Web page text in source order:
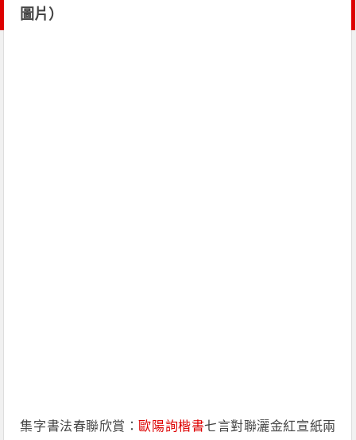
圖片）
集字書法春聯欣賞： 歐陽詢楷書七言對聯灑金紅宣紙兩